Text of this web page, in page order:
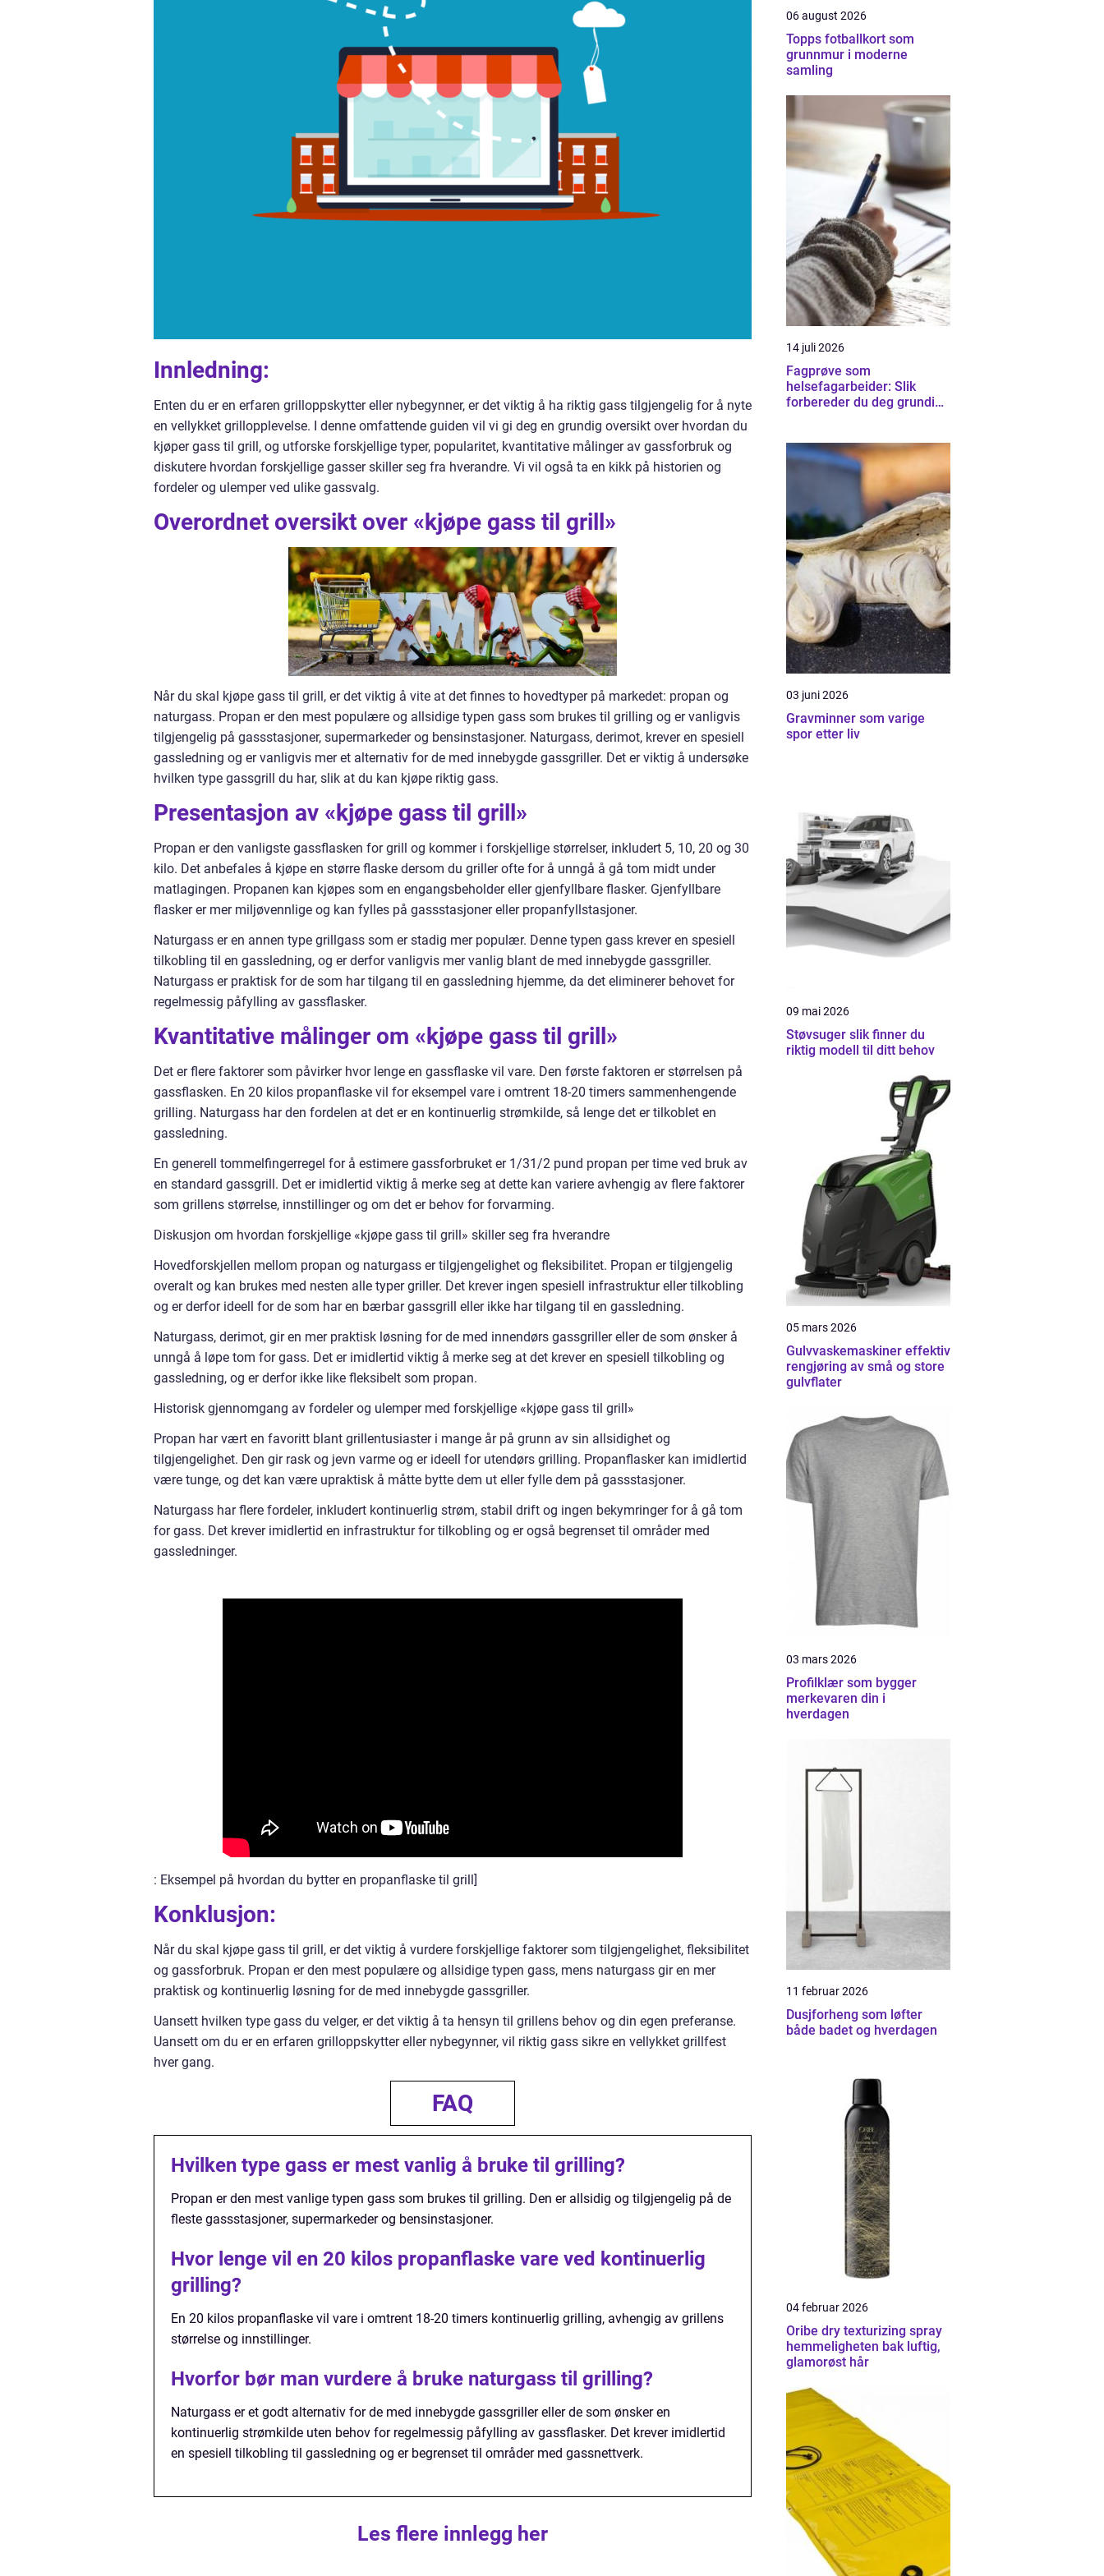
Innledning:
Enten du er en erfaren grilloppskytter eller nybegynner, er det viktig å ha riktig gass tilgjengelig for å nyte
en vellykket grillopplevelse. I denne omfattende guiden vil vi gi deg en grundig oversikt over hvordan du
kjøper gass til grill, og utforske forskjellige typer, popularitet, kvantitative målinger av gassforbruk og
diskutere hvordan forskjellige gasser skiller seg fra hverandre. Vi vil også ta en kikk på historien og
fordeler og ulemper ved ulike gassvalg.
Overordnet oversikt over «kjøpe gass til grill»
Når du skal kjøpe gass til grill, er det viktig å vite at det finnes to hovedtyper på markedet: propan og
naturgass. Propan er den mest populære og allsidige typen gass som brukes til grilling og er vanligvis
tilgjengelig på gassstasjoner, supermarkeder og bensinstasjoner. Naturgass, derimot, krever en spesiell
gassledning og er vanligvis mer et alternativ for de med innebygde gassgriller. Det er viktig å undersøke
hvilken type gassgrill du har, slik at du kan kjøpe riktig gass.
Presentasjon av «kjøpe gass til grill»
Propan er den vanligste gassflasken for grill og kommer i forskjellige størrelser, inkludert 5, 10, 20 og 30
kilo. Det anbefales å kjøpe en større flaske dersom du griller ofte for å unngå å gå tom midt under
matlagingen. Propanen kan kjøpes som en engangsbeholder eller gjenfyllbare flasker. Gjenfyllbare
flasker er mer miljøvennlige og kan fylles på gassstasjoner eller propanfyllstasjoner.
Naturgass er en annen type grillgass som er stadig mer populær. Denne typen gass krever en spesiell
tilkobling til en gassledning, og er derfor vanligvis mer vanlig blant de med innebygde gassgriller.
Naturgass er praktisk for de som har tilgang til en gassledning hjemme, da det eliminerer behovet for
regelmessig påfylling av gassflasker.
Kvantitative målinger om «kjøpe gass til grill»
Det er flere faktorer som påvirker hvor lenge en gassflaske vil vare. Den første faktoren er størrelsen på
gassflasken. En 20 kilos propanflaske vil for eksempel vare i omtrent 18-20 timers sammenhengende
grilling. Naturgass har den fordelen at det er en kontinuerlig strømkilde, så lenge det er tilkoblet en
gassledning.
En generell tommelfingerregel for å estimere gassforbruket er 1/31/2 pund propan per time ved bruk av
en standard gassgrill. Det er imidlertid viktig å merke seg at dette kan variere avhengig av flere faktorer
som grillens størrelse, innstillinger og om det er behov for forvarming.
Diskusjon om hvordan forskjellige «kjøpe gass til grill» skiller seg fra hverandre
Hovedforskjellen mellom propan og naturgass er tilgjengelighet og fleksibilitet. Propan er tilgjengelig
overalt og kan brukes med nesten alle typer griller. Det krever ingen spesiell infrastruktur eller tilkobling
og er derfor ideell for de som har en bærbar gassgrill eller ikke har tilgang til en gassledning.
Naturgass, derimot, gir en mer praktisk løsning for de med innendørs gassgriller eller de som ønsker å
unngå å løpe tom for gass. Det er imidlertid viktig å merke seg at det krever en spesiell tilkobling og
gassledning, og er derfor ikke like fleksibelt som propan.
Historisk gjennomgang av fordeler og ulemper med forskjellige «kjøpe gass til grill»
Propan har vært en favoritt blant grillentusiaster i mange år på grunn av sin allsidighet og
tilgjengelighet. Den gir rask og jevn varme og er ideell for utendørs grilling. Propanflasker kan imidlertid
være tunge, og det kan være upraktisk å måtte bytte dem ut eller fylle dem på gassstasjoner.
Naturgass har flere fordeler, inkludert kontinuerlig strøm, stabil drift og ingen bekymringer for å gå tom
for gass. Det krever imidlertid en infrastruktur for tilkobling og er også begrenset til områder med
gassledninger.
: Eksempel på hvordan du bytter en propanflaske til grill]
Konklusjon:
Når du skal kjøpe gass til grill, er det viktig å vurdere forskjellige faktorer som tilgjengelighet, fleksibilitet
og gassforbruk. Propan er den mest populære og allsidige typen gass, mens naturgass gir en mer
praktisk og kontinuerlig løsning for de med innebygde gassgriller.
Uansett hvilken type gass du velger, er det viktig å ta hensyn til grillens behov og din egen preferanse.
Uansett om du er en erfaren grilloppskytter eller nybegynner, vil riktig gass sikre en vellykket grillfest
hver gang.
FAQ
Hvilken type gass er mest vanlig å bruke til grilling?
Propan er den mest vanlige typen gass som brukes til grilling. Den er allsidig og tilgjengelig på de
fleste gassstasjoner, supermarkeder og bensinstasjoner.
Hvor lenge vil en 20 kilos propanflaske vare ved kontinuerlig
grilling?
En 20 kilos propanflaske vil vare i omtrent 18-20 timers kontinuerlig grilling, avhengig av grillens
størrelse og innstillinger.
Hvorfor bør man vurdere å bruke naturgass til grilling?
Naturgass er et godt alternativ for de med innebygde gassgriller eller de som ønsker en
kontinuerlig strømkilde uten behov for regelmessig påfylling av gassflasker. Det krever imidlertid
en spesiell tilkobling til gassledning og er begrenset til områder med gassnettverk.
Les flere innlegg her
06 august 2026
Topps fotballkort som
grunnmur i moderne
samling
14 juli 2026
Fagprøve som
helsefagarbeider: Slik
forbereder du deg grundig
03 juni 2026
Gravminner som varige
spor etter liv
09 mai 2026
Støvsuger slik finner du
riktig modell til ditt behov
05 mars 2026
Gulvvaskemaskiner effektiv
rengjøring av små og store
gulvflater
03 mars 2026
Profilklær som bygger
merkevaren din i
hverdagen
11 februar 2026
Dusjforheng som løfter
både badet og hverdagen
04 februar 2026
Oribe dry texturizing spray
hemmeligheten bak luftig,
glamorøst hår